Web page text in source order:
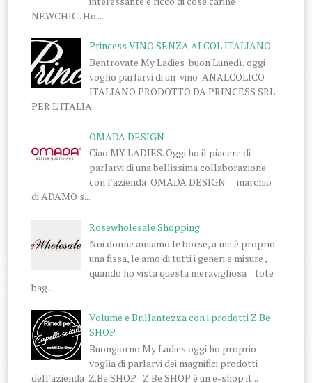
NEWCHIC . Ho ...
Princess VINO SENZA ALCOL ITALIANO
Bentrovate My Ladies buon Lunedì, oggi
voglio parlarvi di un vino ANALCOLICO
ITALIANO PRODOTTO DA PRINCESS SRL
PER L' ITALIA...
OMADA DESIGN
Ciao MY LADIES. Oggi ho il piacere di
parlarvi di una bellissima collaborazione
con l'azienda OMADA DESIGN marchio
di ADAMO s...
Rosewholesale Shopping
Noi donne amiamo le borse, a me è proprio
una fissa, le amo di tutti i generi e misure ,
quando ho vista questa meravigliosa tote
bag ...
Volume e Brillantezza con i prodotti Z.Be
SHOP
Buongiorno My Ladies oggi ho proprio
voglia di parlarvi dei magnifici prodotti
dell'azienda Z.Be SHOP Z.Be SHOP è un e-shop it...